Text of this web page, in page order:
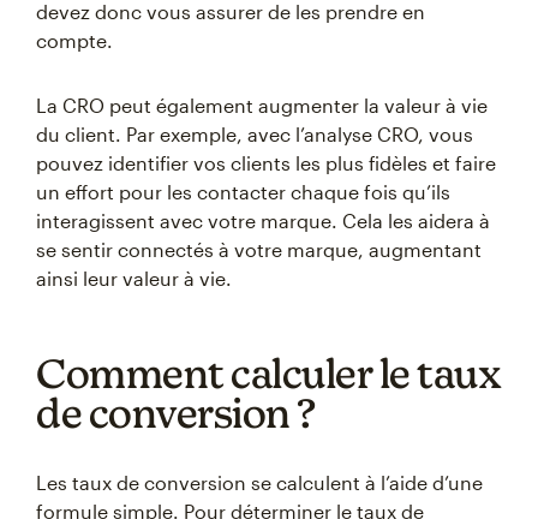
devez donc vous assurer de les prendre en
compte.
La CRO peut également augmenter la valeur à vie
du client. Par exemple, avec l’analyse CRO, vous
pouvez identifier vos clients les plus fidèles et faire
un effort pour les contacter chaque fois qu’ils
interagissent avec votre marque. Cela les aidera à
se sentir connectés à votre marque, augmentant
ainsi leur valeur à vie.
Comment calculer le taux
de conversion ?
Les taux de conversion se calculent à l’aide d’une
formule simple. Pour déterminer le taux de